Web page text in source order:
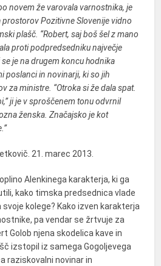
novem že varovala varnostnika, je
Pozitivne Slovenije vidno
plašč. “Robert, saj boš šel z mano
proti podpredsedniku največje
je na drugem koncu hodnika
poslanci in novinarji, ki so jih
za ministre. “Otroka si že dala spat.
ji je v sproščenem tonu odvrnil
ženska. Značajsko je kot
21. marec 2013.
Alenkinega karakterja, ki ga
kako timska predsednica vlade
svoje kolege? Kako izven karakterja
pa vendar se žrtvuje za
Golob njena skodelica kave in
izstopil iz samega Gogoljevega
raziskovalni novinar in